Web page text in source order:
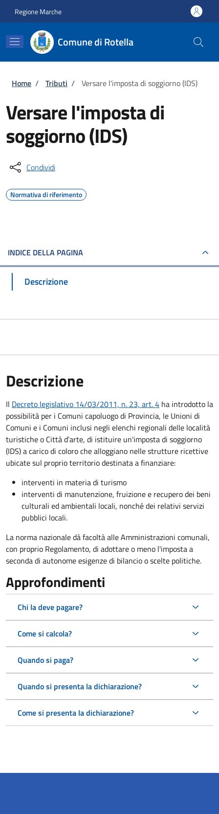
Regione Marche
Comune di Rotella
Briciole di pane
Home / Tributi / Versare l'imposta di soggiorno (IDS)
Versare l'imposta di
soggiorno (IDS)
Condividi
Normativa di riferimento
INDICE DELLA PAGINA
Descrizione
Descrizione
Il Decreto legislativo 14/03/2011, n. 23, art. 4 ha introdotto la
possibilità per i Comuni capoluogo di Provincia, le Unioni di
Comuni e i Comuni inclusi negli elenchi regionali delle località
turistiche o Città d’arte, di istituire un'imposta di soggiorno
(IDS) a carico di coloro che alloggiano nelle strutture ricettive
ubicate sul proprio territorio destinata a finanziare:
interventi in materia di turismo
interventi di manutenzione, fruizione e recupero dei beni
culturali ed ambientali locali, nonché dei relativi servizi
pubblici locali.
La norma nazionale dà facoltà alle Amministrazioni comunali,
con proprio Regolamento, di adottare o meno l'imposta a
seconda di autonome esigenze di bilancio o scelte politiche.
Approfondimenti
Chi la deve pagare?
Come si calcola?
Quando si paga?
Quando si presenta la dichiarazione?
Come si presenta la dichiarazione?